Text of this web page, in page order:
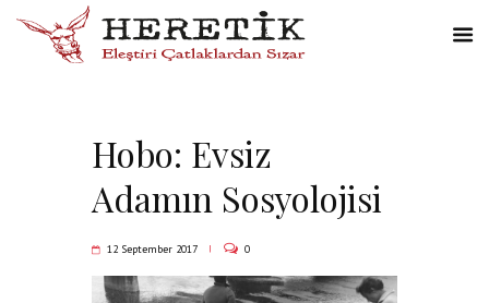
Hobo: Evsiz
Adamın Sosyolojisi
12 September 2017 0